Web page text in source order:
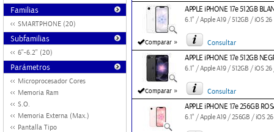
Familias
SMARTPHONE (20)
Subfamilias
6"-6.2" (20)
Parámetros
Microprocesador Cores
Memoria Ram
S.O.
Memoria Externa (Max.)
Pantalla Tipo
Comparar »
APPLE iPHONE 17e 512GB
6.1" / Apple A19 / 512GB / iOS 26
Consultar
Comparar »
APPLE iPHONE 17e 512GB
6.1" / Apple A19 / 512GB / iOS 26
Consultar
APPLE iPHONE 17e 256GB
6.1" / Apple A19 / 256GB / iOS